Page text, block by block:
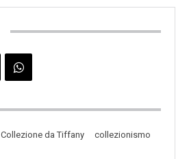
Collezione da Tiffany
collezionismo